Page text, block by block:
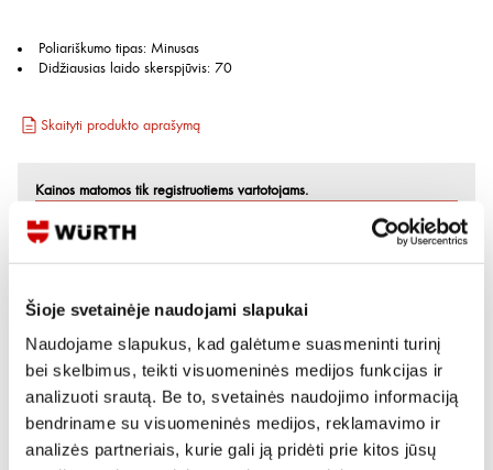
Šioje svetainėje naudojami slapukai
Naudojame slapukus, kad galėtume suasmeninti turinį
bei skelbimus, teikti visuomeninės medijos funkcijas ir
analizuoti srautą. Be to, svetainės naudojimo informaciją
bendriname su visuomeninės medijos, reklamavimo ir
analizės partneriais, kurie gali ją pridėti prie kitos jūsų
Poliariškumo tipas: Minusas
Didžiausias laido skerspjūvis: 70
Skaityti produkto aprašymą
Kainos matomos tik registruotiems vartotojams.
Prisijungti / Registruotis
Rašyti užklausą
Reikia daugiau informacijos?
Rodyti artimiausią parduotuvę
Skambinti:+370 694 91387